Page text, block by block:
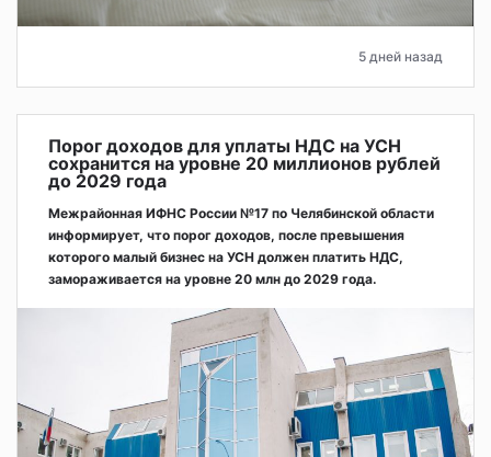
5 дней назад
Порог доходов для уплаты НДС на УСН
сохранится на уровне 20 миллионов рублей
до 2029 года
Межрайонная ИФНС России №17 по Челябинской области
информирует, что порог доходов, после превышения
которого малый бизнес на УСН должен платить НДС,
замораживается на уровне 20 млн до 2029 года.